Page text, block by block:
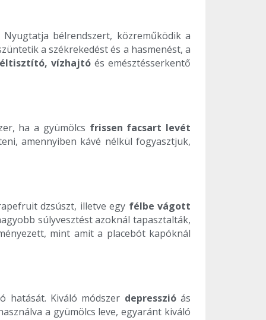
bélrendszert, közreműködik a
a székrekedést és a hasmenést, a
vízhajtóés emésztésserkentő
ha a gyümölcs frissen facsart levét
amennyiben kávé nélkül fogyasztjuk,
dzsúszt, illetve egy félbe vágott
súlyvesztést azoknál tapasztalták,
mint amit a placebót kapóknál
hatását. Kiváló módszer depresszióás
a gyümölcs leve, egyaránt kiváló